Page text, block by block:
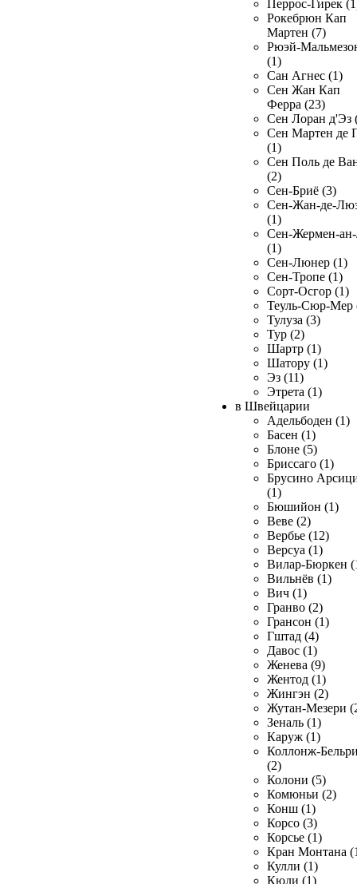
Перрос-Гирек
Рокебрюн Кап
Мартен (7)
Рюэй-
(1)
Сан Агнес (1)
Сен Жан Кап
Ферра (23)
Сен Лоран д'Эз
Сен Мартен де
(1)
Сен Поль де
(2)
Сен-Бриё (3)
Сен-Жан-де-
(1)
Сен-Жермен-
(1)
Сен-Люнер (1)
Сен-Тропе (1)
Сорт-Осгор (1)
Теуль-Сюр-Мер
Тулуза (3)
Тур (2)
Шартр (1)
Шатору (1)
Эз (11)
Этрета (1)
в Швейцарии
Адельбоден (1)
Басен (1)
Блоне (5)
Бриссаго (1)
Брусино
(1)
Бюшийон (1)
Веве (2)
Вербье (12)
Версуа (1)
Вилар-Бюркен
Вильнёв (1)
Вич (1)
Гранво (2)
Грансон (1)
Гштад (4)
Давос (1)
Женева (9)
Жентод (1)
Жингэн (2)
Жутан-Мезери
Зеналь (1)
Каруж (1)
Коллонж-
(2)
Колони (5)
Комюньи (2)
Конш (1)
Корсо (3)
Корсье (1)
Кран Монтана
Кулли (1)
Кюли (1)